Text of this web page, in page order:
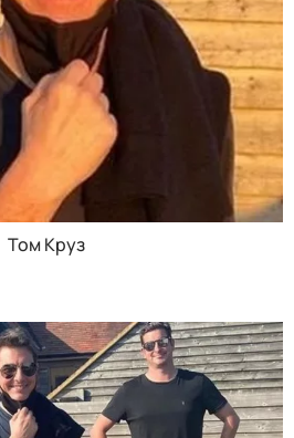
Том Круз